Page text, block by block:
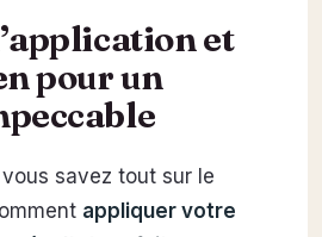
et
pour un
savez tout sur le
appliquer votre